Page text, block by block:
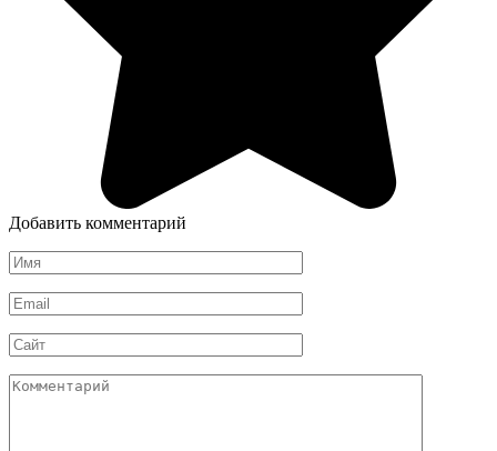
Добавить комментарий
Имя
*
Email
*
Сайт
Комментарий